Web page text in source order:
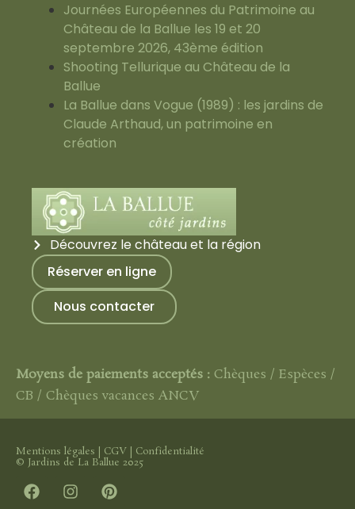
Journées Européennes du Patrimoine au
Château de la Ballue les 19 et 20
septembre 2026, 43ème édition
Shooting Tellurique au Château de la
Ballue
La Ballue dans Vogue (1989) : les jardins de
Claude Arthaud, un patrimoine en
création
Découvrez le château et la région
Réserver en ligne
Nous contacter
Moyens de paiements acceptés : Chèques / Espèces /
CB / Chèques vacances ANCV
Mentions légales CGV
Confidentialité
© Jardins de La Ballue 2025